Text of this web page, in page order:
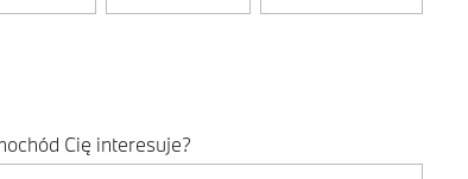
Cię interesuje?